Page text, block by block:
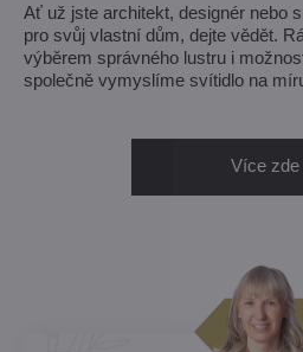
Ať už jste architekt, designér nebo
pro svůj vlastní dům, dejte vědět.
výběrem správného lustru i
společně vymyslíme svítidlo na
Více zde